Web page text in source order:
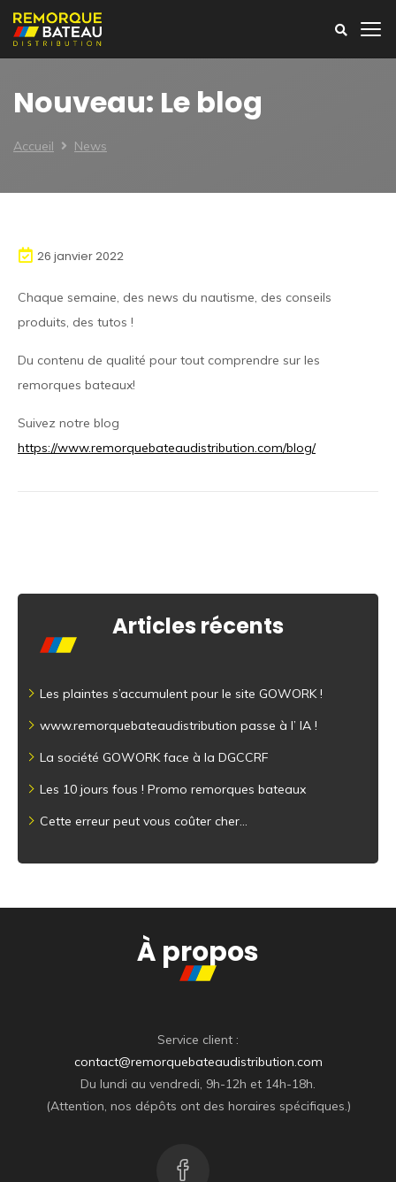
Nouveau: Le blog
Accueil News
26 janvier 2022
Chaque semaine, des news du nautisme, des conseils
produits, des tutos !
Du contenu de qualité pour tout comprendre sur les
remorques bateaux!
Suivez notre blog
https://www.remorquebateaudistribution.com/blog/
Articles récents
Les plaintes s’accumulent pour le site GOWORK !
www.remorquebateaudistribution passe à l’ IA !
La société GOWORK face à la DGCCRF
Les 10 jours fous ! Promo remorques bateaux
Cette erreur peut vous coûter cher…
À propos
Service client :
contact@remorquebateaudistribution.com
Du lundi au vendredi, 9h-12h et 14h-18h.
(Attention, nos dépôts ont des horaires spécifiques.)